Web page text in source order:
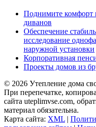
Поднимите комфорт
диванов
Обеспечение
исследование
наружной установки
Корпоративная
Проекты домов из
© 2026 Утепление дома
При перепечатке,
сайта uteplimvse.com,
материал обязательна.
Карта сайта: XML |